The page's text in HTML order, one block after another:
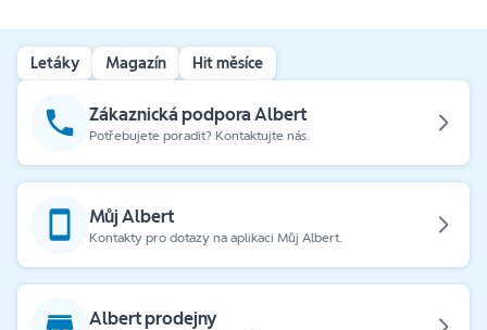
Letáky Magazín Hit měsíce
Zákaznická podpora Albert
Potřebujete poradit? Kontaktujte nás.
Můj Albert
Kontakty pro dotazy na aplikaci Můj Albert.
Albert prodejny